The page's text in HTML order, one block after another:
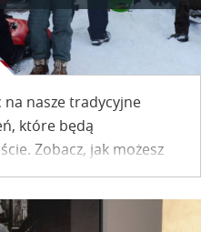
na nasze tradycyjne
które będą
Zobacz, jak możesz